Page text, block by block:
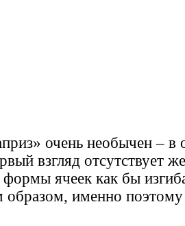
очень необычен – в
взгляд отсутствует
формы ячеек как бы
образом, именно